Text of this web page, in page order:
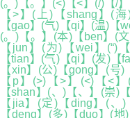
(。)【。】(<)【<】(/)【/
【>】(上)【shang】(
【gao】(气)【qi】(温)【
(。)【。】(本)【ben】(
【jun】(为)【wei】(“)
【tian】(气)【qi】(发)【
【xin】(公)【gong】(号
【p】(>)【>】(<)【<
【shan】(、)【、】(崇)
【jia】(定)【ding】(
【deng】(多)【duo】(